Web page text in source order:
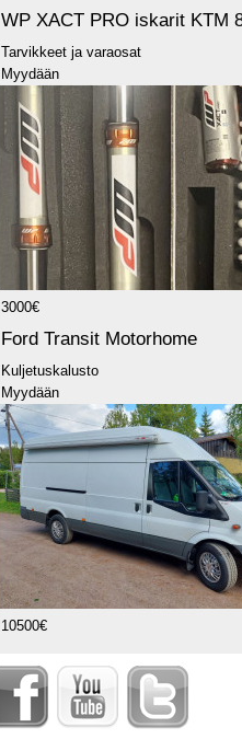
WP XACT PRO iskarit KTM
Tarvikkeet ja varaosat
Myydään
3000€
Ford Transit Motorhome
Kuljetuskalusto
Myydään
10500€